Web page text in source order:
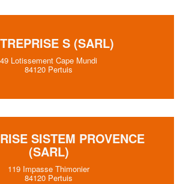
S (SARL)
49 Lotissement Cape Mundi
84120 Pertuis
SISTEM PROVENCE
(SARL)
119 Impasse Thimonier
84120 Pertuis